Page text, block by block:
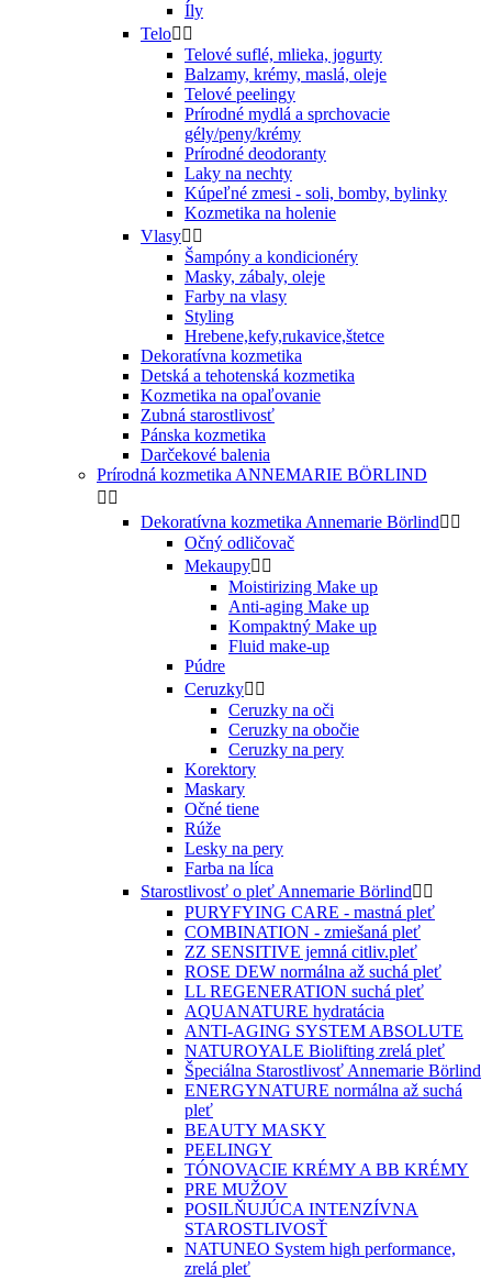
Íly
Telo 
Telové suflé, mlieka, jogurty
Balzamy, krémy, maslá, oleje
Telové peelingy
Prírodné mydlá a sprchovacie
gély/peny/krémy
Prírodné deodoranty
Laky na nechty
Kúpeľné zmesi - soli, bomby, bylinky
Kozmetika na holenie
Vlasy 
Šampóny a kondicionéry
Masky, zábaly, oleje
Farby na vlasy
Styling
Hrebene,kefy,rukavice,štetce
Dekoratívna kozmetika
Detská a tehotenská kozmetika
Kozmetika na opaľovanie
Zubná starostlivosť
Pánska kozmetika
Darčekové balenia
Prírodná kozmetika ANNEMARIE BÖRLIND
 
Dekoratívna kozmetika Annemarie Börlind 
Očný odličovač
Mekaupy 
Moistirizing Make up
Anti-aging Make up
Kompaktný Make up
Fluid make-up
Púdre
Ceruzky 
Ceruzky na oči
Ceruzky na obočie
Ceruzky na pery
Korektory
Maskary
Očné tiene
Rúže
Lesky na pery
Farba na líca
Starostlivosť o pleť Annemarie Börlind 
PURYFYING CARE - mastná pleť
COMBINATION - zmiešaná pleť
ZZ SENSITIVE jemná citliv.pleť
ROSE DEW normálna až suchá pleť
LL REGENERATION suchá pleť
AQUANATURE hydratácia
ANTI-AGING SYSTEM ABSOLUTE
NATUROYALE Biolifting zrelá pleť
Špeciálna Starostlivosť Annemarie Börlind
ENERGYNATURE normálna až suchá
pleť
BEAUTY MASKY
PEELINGY
TÓNOVACIE KRÉMY A BB KRÉMY
PRE MUŽOV
POSILŇUJÚCA INTENZÍVNA
STAROSTLIVOSŤ
NATUNEO System high performance,
zrelá pleť